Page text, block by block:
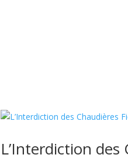
L’Interdiction des